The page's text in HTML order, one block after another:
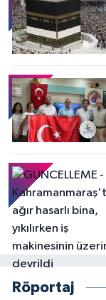
Röportaj